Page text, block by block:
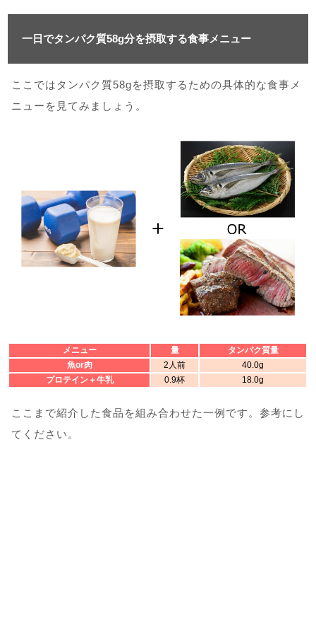
一日でタンパク質58g分を摂取する食事メニュー
ここではタンパク質58gを摂取するための具体的な食事メ
ニューを見てみましょう。
メニュー 量
タンパク質量
魚or肉
2人前
40.0g
プロテイン＋牛乳
0.9杯 18.0g
ここまで紹介した食品を組み合わせた一例です。参考にし
てください。